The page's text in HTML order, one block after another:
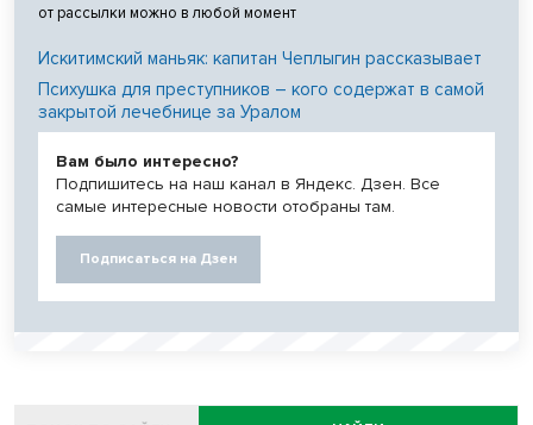
от рассылки можно в любой момент
Искитимский маньяк: капитан Чеплыгин рассказывает
Психушка для преступников – кого содержат в самой
закрытой лечебнице за Уралом
Вам было интересно?
Подпишитесь на наш канал в Яндекс. Дзен. Все
самые интересные новости отобраны там.
Подписаться на Дзен